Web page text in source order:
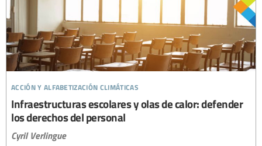
acción y alfabetización climáticas
Infraestructuras escolares y olas de calor: defender
los derechos del personal
Cyril Verlingue